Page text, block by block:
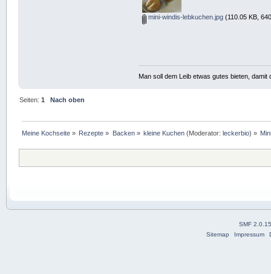
mini-windis-lebkuchen.jpg(110.05 KB,
Man soll dem Leib etwas gutes bieten,
Seiten:1 Nach oben
Meine Kochseite » Rezepte » Backen» kleine Kuchen (Moderator: leckerbio) »
SMF
Sitemap
Impressum